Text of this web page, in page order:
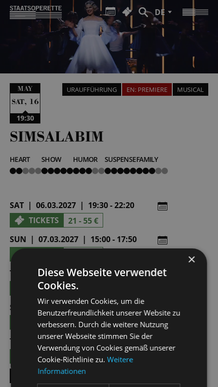
DE
MAY
SAT, 16
19:30
URAUFFÜHRUNG EN: PREMIERE MUSICAL
SIMSALABIM
HEART
2
von
SHOW
5
von
HUMOR
3
von
SUSPENSE
5
von
FAMILY
3
von
SAT | 06.03.2027 | 19:30 - 22:20
TICKETS
21 - 55 €
SUN | 07.03.2027 | 15:00 - 17:50
TUE | 09.03.2027 | 19:30 - 22:20
TICKETS
19 - 49 €
SUN | 25.04.2027 | 15:00 - 17:50
TICKETS
21 - 55 €
TUE | 25.05.2027 | 19:30 - 22:20
TICKETS
19 - 49 €
SHOW ALL DATES
×
Diese Webseite verwendet
Cookies.
Wir verwenden Cookies, um die
Benutzerfreundlichkeit unserer Website zu
verbessern. Durch die weitere Nutzung
unserer Webseite stimmen Sie der
Verwendung von Cookies gemäß unserer
Cookie-Richtlinie zu.Weitere
Informationen